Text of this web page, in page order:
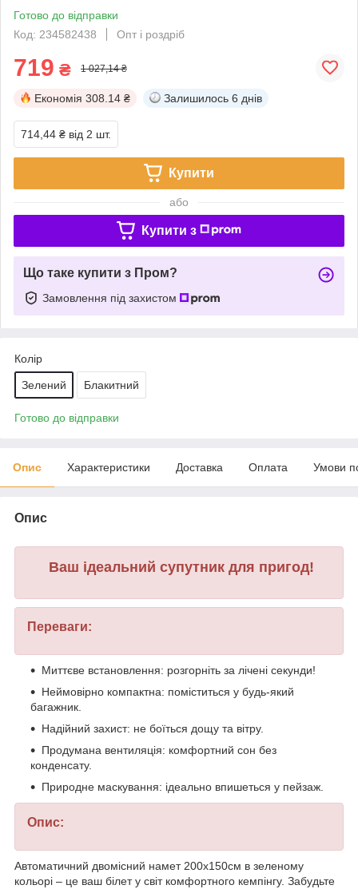
Готово до відправки
Код: 234582438
Опт і роздріб
719 ₴ 1 027,14 ₴
Економія 308.14 ₴ Залишилось 6 днів
714,44 ₴ від 2 шт.
Купити
або
Купити з
Що таке купити з Пром?
Замовлення під захистом
Колір
Зелений Блакитний
Готово до відправки
Опис Характеристики Доставка Оплата Умови
Опис
Ваш ідеальний супутник для пригод!
Переваги:
Миттєве встановлення: розгорніть за лічені секунди!
Неймовірно компактна: поміститься у будь-який
багажник.
Надійний захист: не боїться дощу та вітру.
Продумана вентиляція: комфортний сон без
конденсату.
Природне маскування: ідеально впишеться у пейзаж.
Опис:
Автоматичний двомісний намет 200х150см в зеленому
кольорі – це ваш білет у світ комфортного кемпінгу. Забудьте